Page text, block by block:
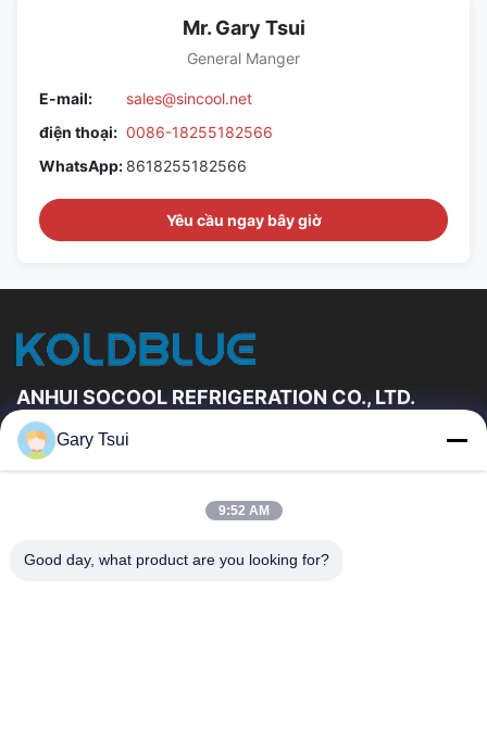
Mr. Gary Tsui
General Manger
E-mail:
sales@sincool.net
điện thoại: 0086-18255182566
WhatsApp: 8618255182566
Yêu cầu ngay bây giờ
ANHUI SOCOOL REFRIGERATION CO., LTD.
Đường Dẫn Nhanh
Về Chúng Tôi
Tham Quan Nhà Máy
Kiểm Soát Chất Lượng
Gary Tsui
9:52 AM
Good day, what product are you looking for?